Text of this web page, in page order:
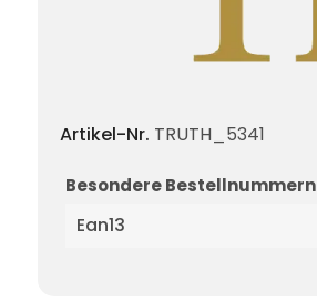
Artikel-Nr. TRUTH_5341
Besondere Bestellnummern
Ean13